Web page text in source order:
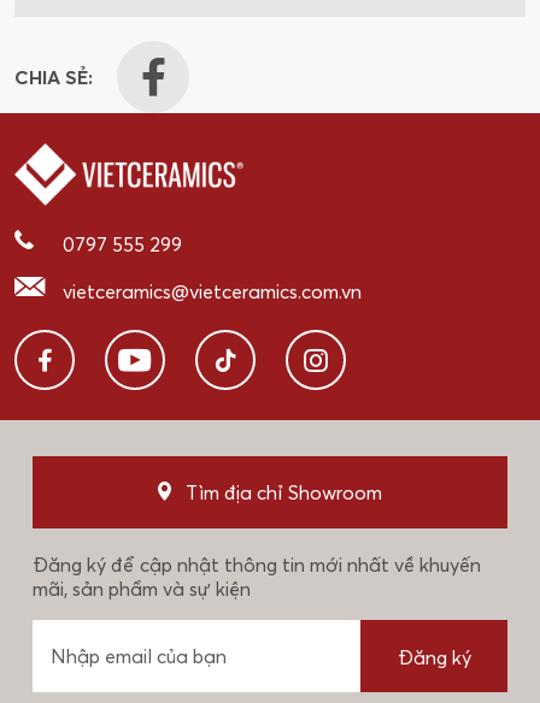
CHIA SẺ:
0797 555 299
vietceramics@vietceramics.com.vn
Tìm địa chỉ Showroom
Đăng ký để cập nhật thông tin mới nhất về khuyến
mãi, sản phẩm và sự kiện
Đăng ký